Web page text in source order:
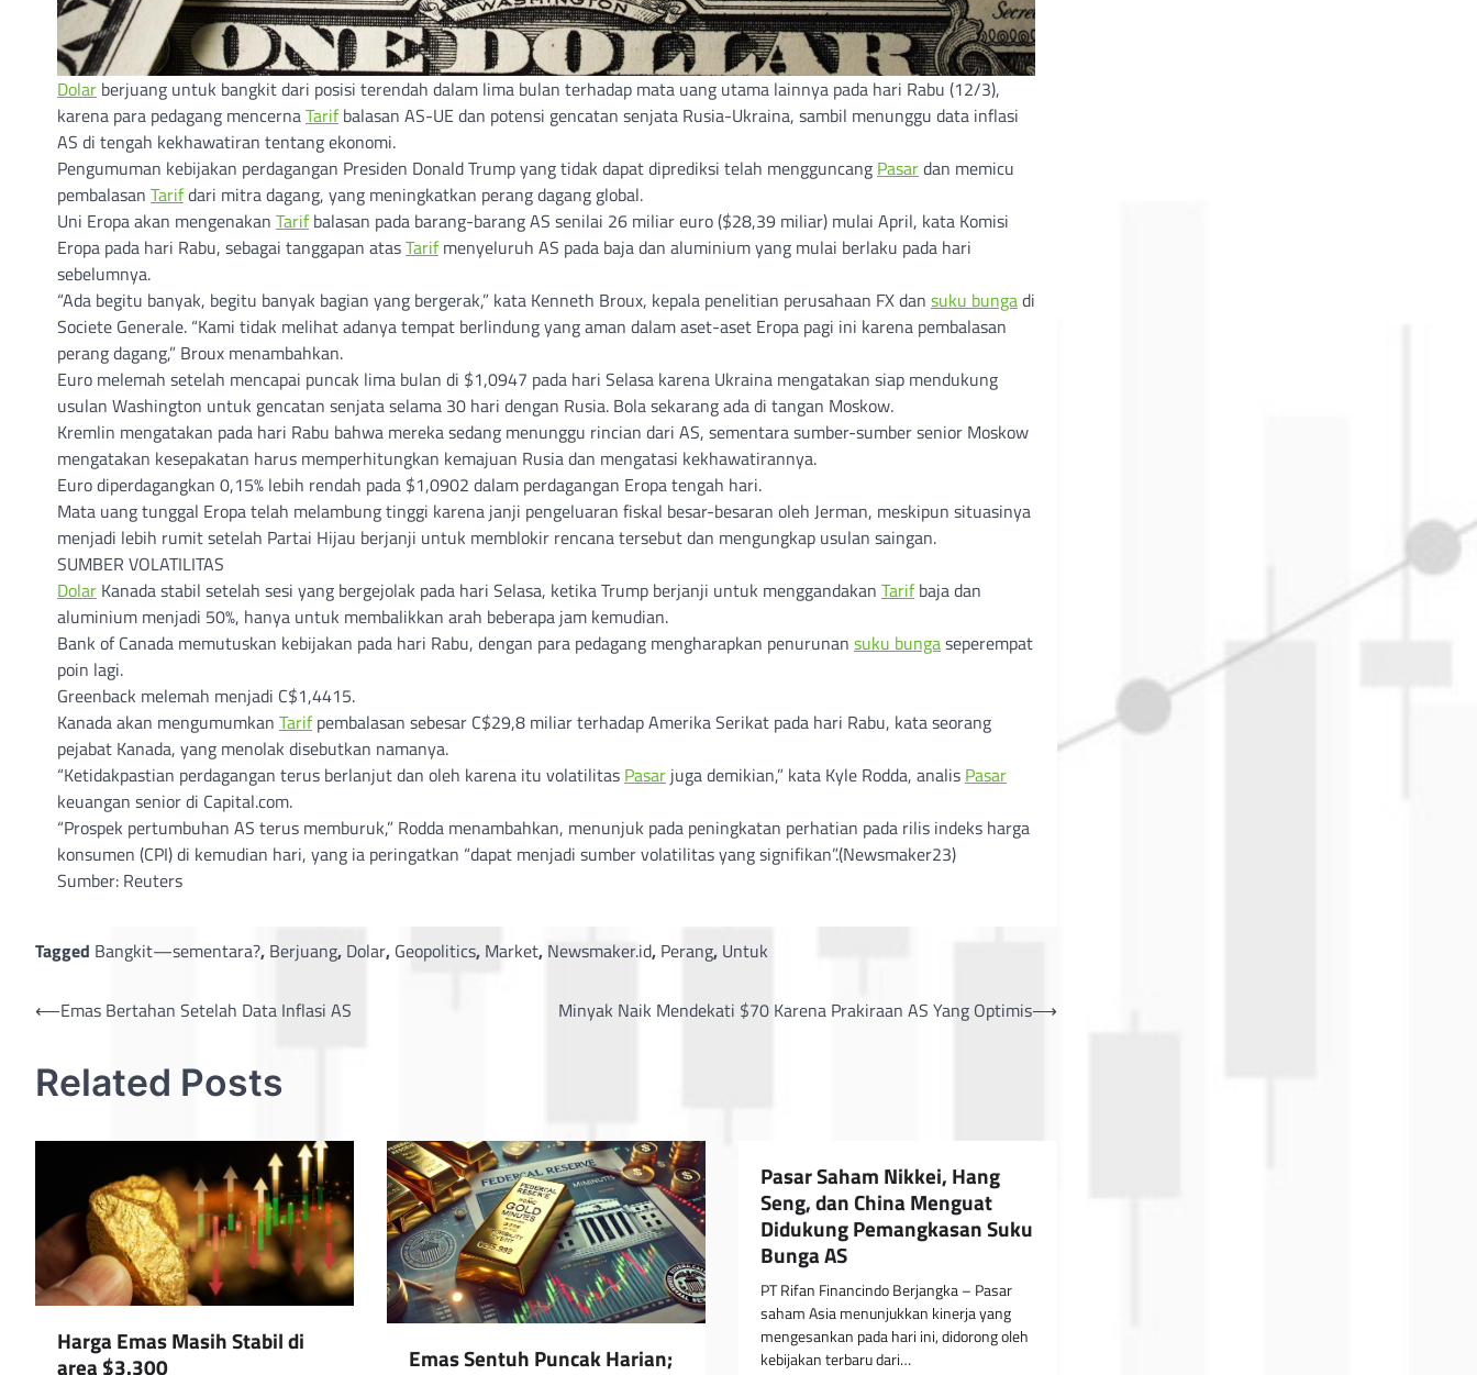
Dolar berjuang untuk bangkit dari posisi terendah dalam lima bulan terhadap mata uang utama lainnya pada hari Rabu (12/3),
karena para pedagang mencernaTarifbalasan AS-UE dan potensi gencatan senjata Rusia-Ukraina, sambil menunggu data inflasi
AS di tengah kekhawatiran tentang ekonomi.
Pengumuman kebijakan perdagangan Presiden Donald Trump yang tidak dapat diprediksi telah mengguncang Pasardan memicu
pembalasan Tarifdari mitra dagang, yang meningkatkan perang dagang global.
Uni Eropa akan mengenakan Tarifbalasan pada barang-barang AS senilai 26 miliar euro ($28,39 miliar) mulai April, kata Komisi
Eropa pada hari Rabu, sebagai tanggapan atasTarifmenyeluruh AS pada baja dan aluminium yang mulai berlaku pada hari
sebelumnya.
“Ada begitu banyak, begitu banyak bagian yang bergerak,” kata Kenneth Broux, kepala penelitian perusahaan FX dan suku bungadi
Societe Generale. “Kami tidak melihat adanya tempat berlindung yang aman dalam aset-aset Eropa pagi ini karena pembalasan
perang dagang,” Broux menambahkan.
Euro melemah setelah mencapai puncak lima bulan di $1,0947 pada hari Selasa karena Ukraina mengatakan siap mendukung
usulan Washington untuk gencatan senjata selama 30 hari dengan Rusia. Bola sekarang ada di tangan Moskow.
Kremlin mengatakan pada hari Rabu bahwa mereka sedang menunggu rincian dari AS, sementara sumber-sumber senior Moskow
mengatakan kesepakatan harus memperhitungkan kemajuan Rusia dan mengatasi kekhawatirannya.
Euro diperdagangkan 0,15% lebih rendah pada $1,0902 dalam perdagangan Eropa tengah hari.
Mata uang tunggal Eropa telah melambung tinggi karena janji pengeluaran fiskal besar-besaran oleh Jerman, meskipun situasinya
menjadi lebih rumit setelah Partai Hijau berjanji untuk memblokir rencana tersebut dan mengungkap usulan saingan.
SUMBER VOLATILITAS
Dolar Kanada stabil setelah sesi yang bergejolak pada hari Selasa, ketika Trump berjanji untuk menggandakan Tarifbaja dan
aluminium menjadi 50%, hanya untuk membalikkan arah beberapa jam kemudian.
Bank of Canada memutuskan kebijakan pada hari Rabu, dengan para pedagang mengharapkan penurunan suku bungaseperempat
poin lagi.
Greenback melemah menjadi C$1,4415.
Kanada akan mengumumkan Tarifpembalasan sebesar C$29,8 miliar terhadap Amerika Serikat pada hari Rabu, kata seorang
pejabat Kanada, yang menolak disebutkan namanya.
“Ketidakpastian perdagangan terus berlanjut dan oleh karena itu volatilitas Pasar juga demikian,” kata Kyle Rodda, analis Pasar
keuangan senior di Capital.com.
“Prospek pertumbuhan AS terus memburuk,” Rodda menambahkan, menunjuk pada peningkatan perhatian pada rilis indeks harga
konsumen (CPI) di kemudian hari, yang ia peringatkan “dapat menjadi sumber volatilitas yang signifikan”.(Newsmaker23)
Sumber: Reuters
Tagged Bangkit—sementara?, Berjuang, Dolar, Geopolitics, Market, Newsmaker.id, Perang, Untuk
Post
⟵Emas Bertahan Setelah Data Inflasi AS Minyak Naik Mendekati $70 Karena Prakiraan AS Yang Optimis⟶
Related Posts
Harga Emas Masih Stabil di
area $3.300
Emas Sentuh Puncak Harian;
Pasar Saham Nikkei, Hang
Seng, dan China Menguat
Didukung Pemangkasan Suku
Bunga AS
PT Rifan Financindo Berjangka – Pasar
saham Asia menunjukkan kinerja yang
mengesankan pada hari ini, didorong oleh
kebijakan terbaru dari…